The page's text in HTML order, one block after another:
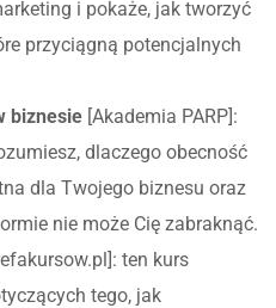
i pokaże, jak tworzyć
przyciągną potencjalnych
biznesie [Akademia PARP]:
dlaczego obecność
dla Twojego biznesu oraz
nie może Cię zabraknąć.
ten kurs
tego, jak